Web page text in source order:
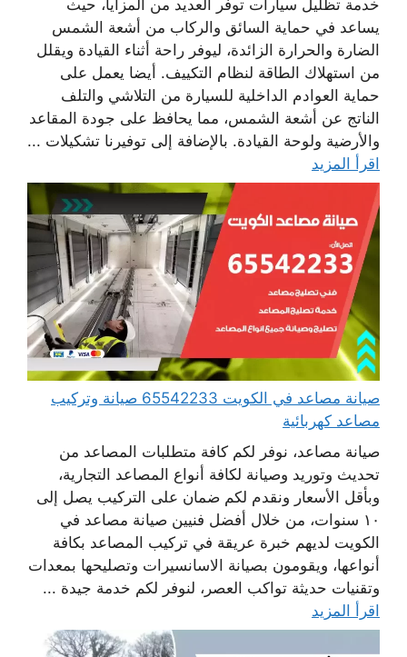
خدمة تظليل سيارات توفر العديد من المزايا، حيث
يساعد في حماية السائق والركاب من أشعة الشمس
الضارة والحرارة الزائدة، ليوفر راحة أثناء القيادة ويقلل
من استهلاك الطاقة لنظام التكييف. أيضا يعمل على
حماية العوادم الداخلية للسيارة من التلاشي والتلف
الناتج عن أشعة الشمس، مما يحافظ على جودة المقاعد
والأرضية ولوحة القيادة. بالإضافة إلى توفيرنا تشكيلات ...
اقرأ المزيد
صيانة مصاعد في الكويت 65542233 صيانة وتركيب
مصاعد كهربائية
صيانة مصاعد، نوفر لكم كافة متطلبات المصاعد من
تحديث وتوريد وصيانة لكافة أنواع المصاعد التجارية،
وبأقل الأسعار ونقدم لكم ضمان على التركيب يصل إلى
١٠ سنوات، من خلال أفضل فنيين صيانة مصاعد في
الكويت لديهم خبرة عريقة في تركيب المصاعد بكافة
أنواعها، ويقومون بصيانة الاسانسيرات وتصليحها بمعدات
وتقنيات حديثة تواكب العصر، لنوفر لكم خدمة جيدة ...
اقرأ المزيد